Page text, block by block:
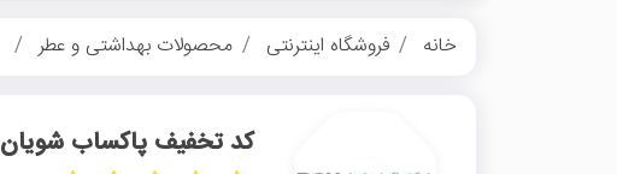
خانه فروشگاه اینترنتی محصولات بهداشتی و عطر
کد تخفیف پاکساب شویان